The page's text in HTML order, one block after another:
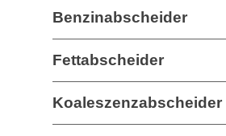
Benzinabscheider
Fettabscheider
Koaleszenzabscheider